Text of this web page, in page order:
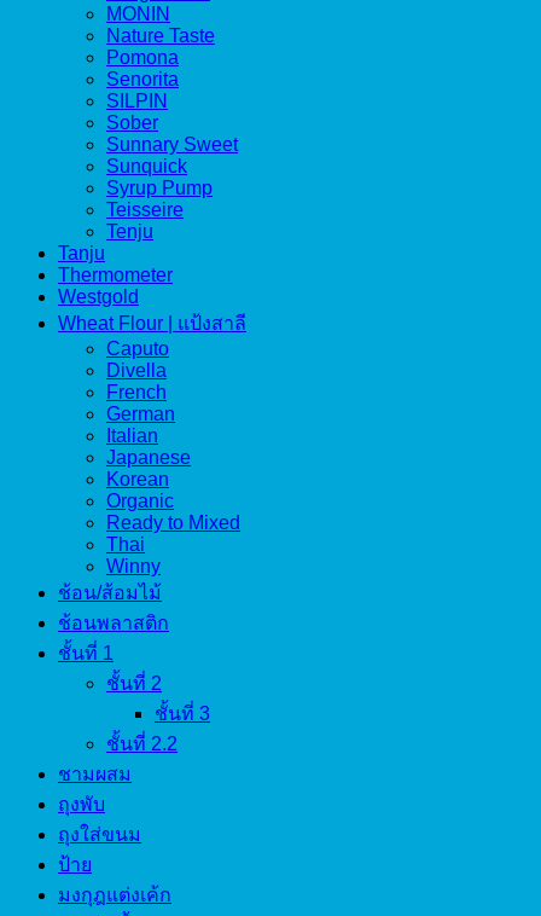
MONIN
Nature Taste
Pomona
Senorita
SILPIN
Sober
Sunnary Sweet
Sunquick
Syrup Pump
Teisseire
Tenju
Tanju
Thermometer
Westgold
Wheat Flour | แป้งสาลี
Caputo
Divella
French
German
Italian
Japanese
Korean
Organic
Ready to Mixed
Thai
Winny
ช้อน/ส้อมไม้
ช้อนพลาสติก
ชั้นที่ 1
ชั้นที่ 2
ชั้นที่ 3
ชั้นที่ 2.2
ชามผสม
ถุงพับ
ถุงใส่ขนม
ป้าย
มงกุฎแต่งเค้ก